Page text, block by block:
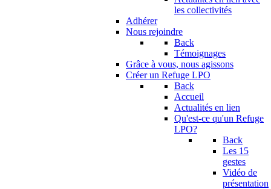
les collectivités
Adhérer
Nous rejoindre
Back
Témoignages
Grâce à vous, nous agissons
Créer un Refuge LPO
Back
Accueil
Actualités en lien
Qu'est-ce qu'un Refuge
LPO?
Back
Les 15
gestes
Vidéo de
présentation